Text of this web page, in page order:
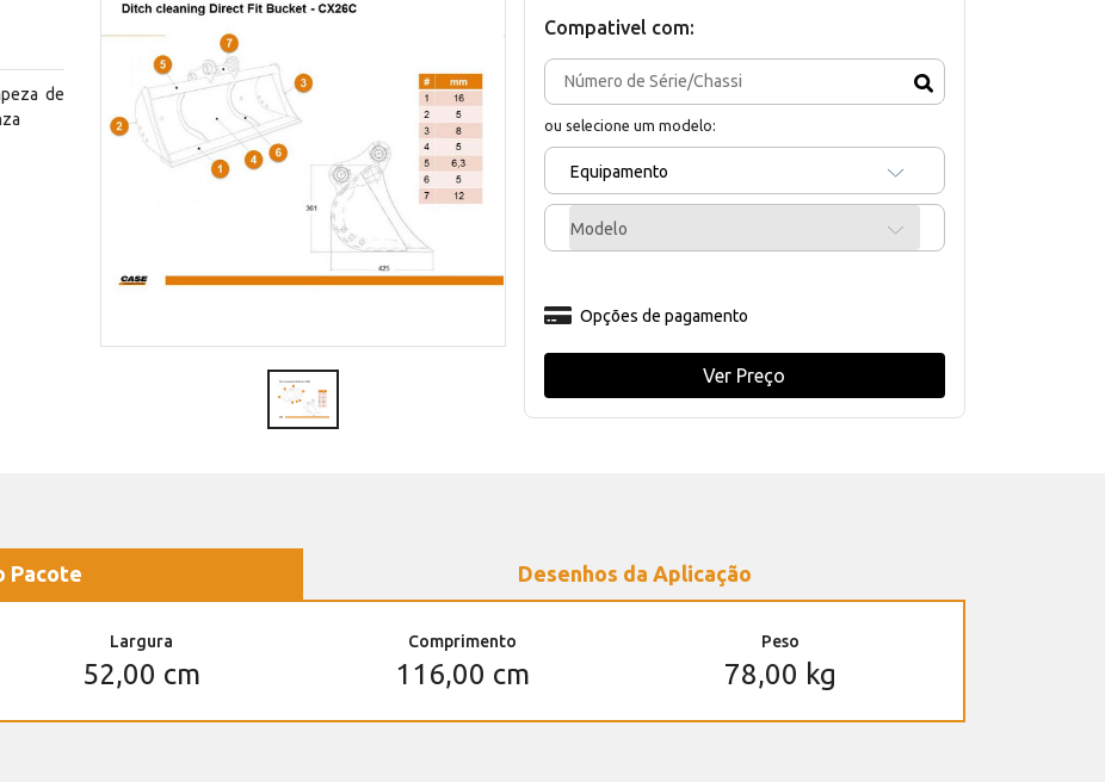
de
Compativel com:
ou selecione um modelo:
Equipamento
Modelo
Opções de pagamento
Ver Preço
Pacote Desenhos da Aplicação
Largura
52,00 cm
Comprimento
116,00 cm
Peso
78,00 kg